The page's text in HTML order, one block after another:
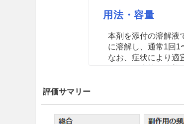
用法・容量
本剤を添付の溶解液
に溶解し、通常1回1
なお、症状により適
評価サマリー